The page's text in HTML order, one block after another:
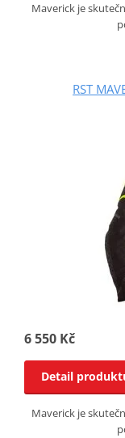
Maverick je
RST
6 550 Kč
Detail
Maverick je